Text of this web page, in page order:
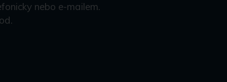
nebo e-mailem.